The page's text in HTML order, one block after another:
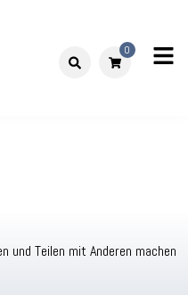
0
und Teilen mit Anderen machen